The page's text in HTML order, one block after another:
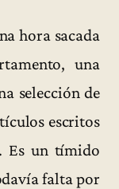
hora sacada
una
selección de
escritos
Es un tímido
falta por